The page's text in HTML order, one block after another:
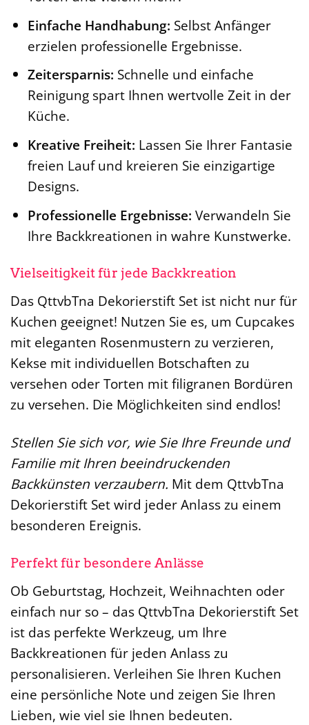
Einfache Handhabung: Selbst Anfänger
erzielen professionelle Ergebnisse.
Zeitersparnis: Schnelle und einfache
Reinigung spart Ihnen wertvolle Zeit in der
Küche.
Kreative Freiheit: Lassen Sie Ihrer Fantasie
freien Lauf und kreieren Sie einzigartige
Designs.
Professionelle Ergebnisse: Verwandeln Sie
Ihre Backkreationen in wahre Kunstwerke.
Vielseitigkeit für jede Backkreation
Das QttvbTna Dekorierstift Set ist nicht nur für
Kuchen geeignet! Nutzen Sie es, um Cupcakes
mit eleganten Rosenmustern zu verzieren,
Kekse mit individuellen Botschaften zu
versehen oder Torten mit filigranen Bordüren
zu versehen. Die Möglichkeiten sind endlos!
Stellen Sie sich vor, wie Sie Ihre Freunde und
Familie mit Ihren beeindruckenden
Backkünsten verzaubern. Mit dem QttvbTna
Dekorierstift Set wird jeder Anlass zu einem
besonderen Ereignis.
Perfekt für besondere Anlässe
Ob Geburtstag, Hochzeit, Weihnachten oder
einfach nur so – das QttvbTna Dekorierstift Set
ist das perfekte Werkzeug, um Ihre
Backkreationen für jeden Anlass zu
personalisieren. Verleihen Sie Ihren Kuchen
eine persönliche Note und zeigen Sie Ihren
Lieben, wie viel sie Ihnen bedeuten.